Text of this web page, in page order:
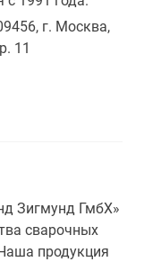
г. Москва,
11
Зигмунд ГмбХ»
сварочных
продукция